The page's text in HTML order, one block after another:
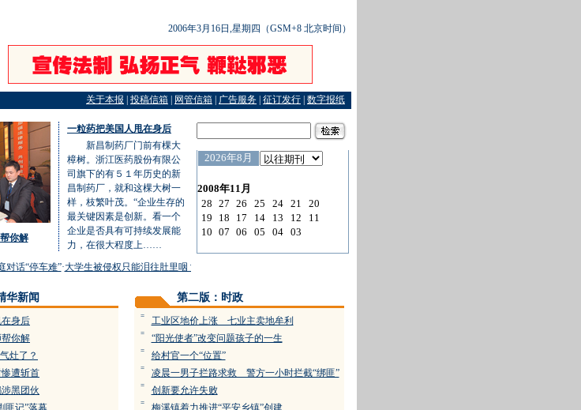
2006年3月16日,星期四（GSM+8 北京时间）
关于本报 投稿信箱 网管信箱 广告服务 征订发行 数字报纸
你解
一粒药把美国人甩在身后
新昌制药厂门前有棵大
樟树。浙江医药股份有限公
司旗下的有５１年历史的新
昌制药厂，就和这棵大树一
样，枝繁叶茂。“企业生存的
最关键因素是创新。看一个
企业是否具有可持续发展能
力，在很大程度上……
话“停车难”·大学生被侵权只能泪往肚里咽？ ·
华新闻
身后
你解
灶了？
遭斩首
黑团伙
匪记”落幕
第二版：时政
= 工业区地价上涨 七业主卖地牟利
= “阳光使者”改变问题孩子的一生
= 给村官一个“位置”
= 凌晨一男子拦路求救 警方一小时拦截“绑匪”
= 创新要允许失败
= 梅溪镇着力推进“平安乡镇”创建